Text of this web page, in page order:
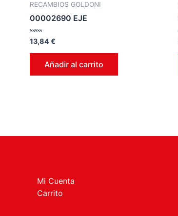
RECAMBIOS GOLDONI
00002690 EJE
Valorado
en
0
13,84€
Añadir al carrito
Mi Cuenta
Carrito